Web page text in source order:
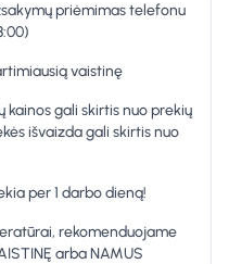
priėmimas telefonu
vaistinę
gali skirtis nuo prekių
išvaizda gali skirtis nuo
per 1 darbo dieną!
rekomenduojame
arba NAMUS